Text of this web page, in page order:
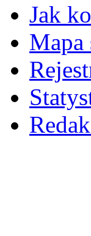
Jak
Mapa